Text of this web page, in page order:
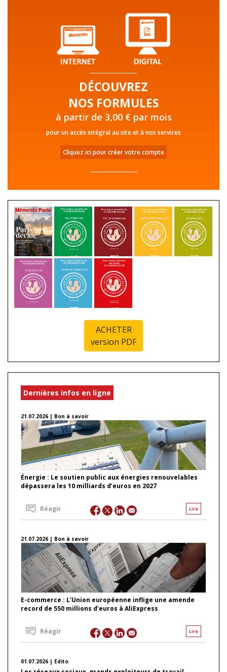
DÉCOUVREZ
NOS FORMULES
à partir de 3,00 € par mois
pour un accès intégral au site et à nos services
Cliquez ici pour créer votre compte
ACHETER
version PDF
Dernières infos en ligne
21.07.2026 | Bon à savoir
Énergie : Le soutien public aux énergies renouvelables
dépassera les 10 milliards d’euros en 2027
Lire
Réagir
21.07.2026 | Bon à savoir
E-commerce : L’Union européenne inflige une amende
record de 550 millions d’euros à AliExpress
Lire
Réagir
01.07.2026 | Edito